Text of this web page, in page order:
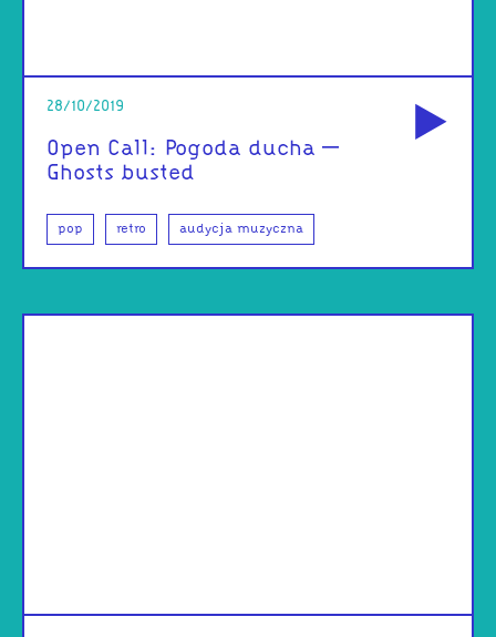
28/10/2019
Open Call: Pogoda ducha –
Ghosts busted
pop retro audycja muzyczna